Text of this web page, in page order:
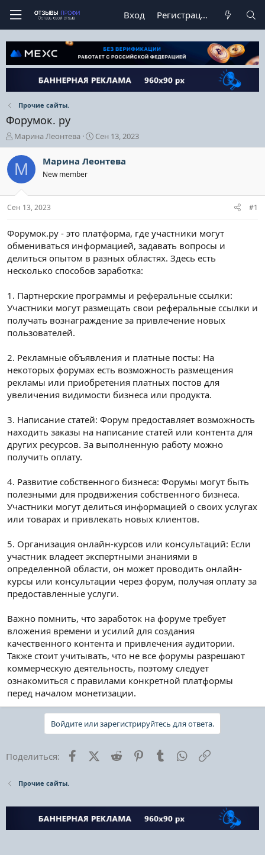
Вход Регистрация
Прочие сайты.
Форумок. ру
А
в
т
о
р
е
м
Марина Леонтева
Д
а
а
ч
а
Сен 13, 2023
М Марина Леонтева
New member
Сен 13, 2023 #1
Форумок.ру - это платформа, где участники могут
обмениваться информацией, задавать вопросы и
делиться опытом в разных областях. Здесь есть
несколько способов заработка:
1. Партнерские программы и реферальные ссылки:
Участники могут размещать свои реферальные ссылки и
получать вознаграждение за привлечение новых
пользователей.
2. Рекламные объявления и платные посты: На
некоторых форумах есть возможность размещения
рекламы или приобретения платных постов для
увеличения видимости бизнеса или продукта.
3. Написание статей: Форум предоставляет возможность
находить заказы на написание статей или контента для
других ресурсов. За выполненную работу можно
получить оплату.
4. Развитие собственного бизнеса: Форумы могут быть
полезными для продвижения собственного бизнеса.
Участники могут делиться информацией о своих услугах
или товарах и привлекать новых клиентов.
5. Организация онлайн-курсов или консультаций: Если
участник владеет экспертными знаниями в
определенной области, он может проводить онлайн-
курсы или консультации через форум, получая оплату за
предоставленные услуги.
Важно помнить, что заработок на форуме требует
вложения времени и усилий для создания
качественного контента и привлечения аудитории.
Также стоит учитывать, что не все форумы разрешают
коммерческую деятельность, поэтому следует
ознакомиться с правилами конкретной платформы
перед началом монетизации.
Войдите или зарегистрируйтесь для ответа.
Поделиться: FacebookX (Twitter)
Reddit PinterestTumblr WhatsApp
Прочие сайты.